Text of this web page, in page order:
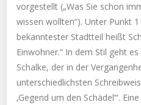
vorgestellt („Was Sie schon
wissen wollten“). Unter Punkt
bekanntester Stadtteil heißt
Einwohner.“ In dem Stil geht
Schalke, der in der
unterschiedlichsten
‚Gegend um den Schädel’“.